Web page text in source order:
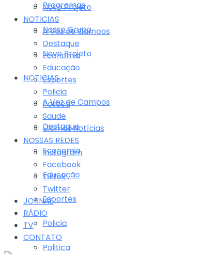
Programas
Nosso Grupo
Novo Projeto
NOTICIAS
A Voz de Campos
Destaque
Economia
Educação
Esportes
Policia
Politica
Novo Projeto
NOTICIAS
A Voz de Campos
Destaque
Economia
Educação
Esportes
Policia
Politica
Saude
Últimas Notícias
NOSSAS REDES
Instagram
Facebook
Tiktok
Twitter
JORNAL
RÁDIO
TV
CONTATO